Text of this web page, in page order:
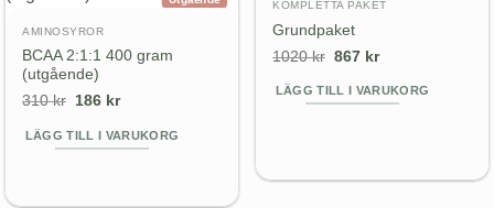
AMINOSYROR
BCAA 2:1:1 400 gram
(utgående)
310kr Det
priset
var:
186 krDet
priset
är:
LÄGG TILL I VARUKORG
KOMPLETTA PAKET
Grundpaket
1020kr Det
priset
var:
867 krDet
priset
är:
LÄGG TILL I VARUKORG